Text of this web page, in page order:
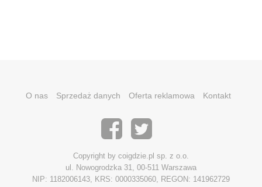
O nas Sprzedaż danych Oferta reklamowa Kontakt
Copyright by coigdzie.pl sp. z o.o.
ul. Nowogrodzka 31, 00-511 Warszawa
NIP: 1182006143, KRS: 0000335060, REGON: 141962729